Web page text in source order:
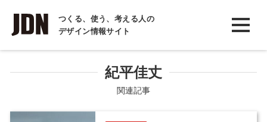
つくる、使う、考える人の
デザイン情報サイト
INTERVIEW
インタビュー
COLUMN
紀平佳丈
関連記事